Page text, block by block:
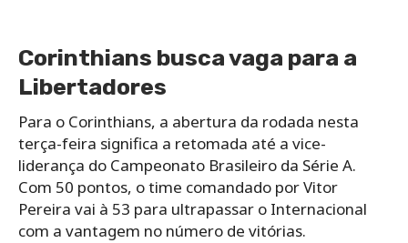
Corinthians busca vaga para a
Libertadores
Para o Corinthians, a abertura da rodada nesta
terça-feira significa a retomada até a vice-
liderança do Campeonato Brasileiro da Série A.
Com 50 pontos, o time comandado por Vitor
Pereira vai à 53 para ultrapassar o Internacional
com a vantagem no número de vitórias.